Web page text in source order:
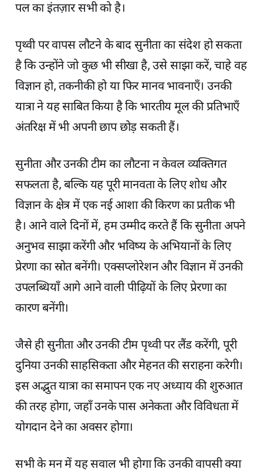
पल का इंतज़ार सभी को है।
पृथ्वी पर वापस लौटने के बाद सुनीता का संदेश हो सकता
है कि उन्होंने जो कुछ भी सीखा है, उसे साझा करें, चाहे वह
विज्ञान हो, तकनीकी हो या फिर मानव भावनाएँ। उनकी
यात्रा ने यह साबित किया है कि भारतीय मूल की प्रतिभाएँ
अंतरिक्ष में भी अपनी छाप छोड़ सकती हैं।
सुनीता और उनकी टीम का लौटना न केवल व्यक्तिगत
सफलता है, बल्कि यह पूरी मानवता के लिए शोध और
विज्ञान के क्षेत्र में एक नई आशा की किरण का प्रतीक भी
है। आने वाले दिनों में, हम उम्मीद करते हैं कि सुनीता अपने
अनुभव साझा करेंगी और भविष्य के अभियानों के लिए
प्रेरणा का स्रोत बनेंगी। एक्सप्लोरेशन और विज्ञान में उनकी
उपलब्धियाँ आगे आने वाली पीढ़ियों के लिए प्रेरणा का
कारण बनेंगी।
जैसे ही सुनीता और उनकी टीम पृथ्वी पर लैंड करेंगी, पूरी
दुनिया उनकी साहसिकता और मेहनत की सराहना करेगी।
इस अद्भुत यात्रा का समापन एक नए अध्याय की शुरुआत
की तरह होगा, जहाँ उनके पास अनेकता और विविधता में
योगदान देने का अवसर होगा।
सभी के मन में यह सवाल भी होगा कि उनकी वापसी क्या